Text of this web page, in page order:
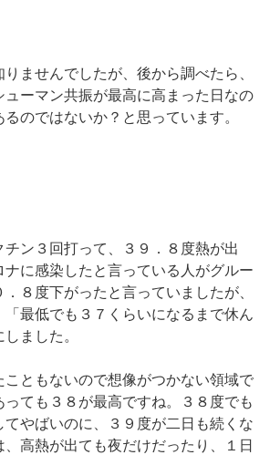
ませんでしたが、後から調べたら、
ーマン共振が最高に高まった日なの
のではないか？と思っています。
ン３回打って、３９．８度熱が出
に感染したと言っている人がグルー
８度下がったと言っていましたが、
最低でも３７くらいになるまで休ん
ました。
ともないので想像がつかない領域で
ても３８が最高ですね。３８度でも
やばいのに、３９度が二日も続くな
高熱が出ても夜だけだったり、１日